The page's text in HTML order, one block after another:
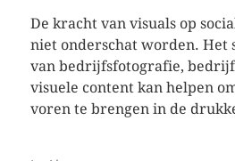
De kracht van visuals op
niet onderschat worden. Het
van bedrijfsfotografie,
visuele content kan helpen
voren te brengen in de